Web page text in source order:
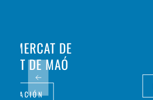
MERCAT DE
DE MAÓ